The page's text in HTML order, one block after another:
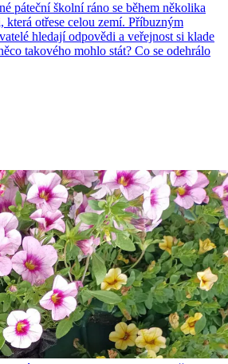
páteční školní ráno se během několika
která otřese celou zemí. Příbuzným
hledají odpovědi a veřejnost si klade
takového mohlo stát? Co se odehrálo